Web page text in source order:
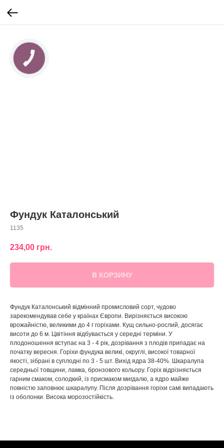
Фундук Каталонський
1135
234,00 грн.
В КОРЗИНУ
Фундук Каталонський відмінний промисловий сорт, чудово
зарекомендував себе у країнах Європи. Вирізняється високою
врожайністю, великими до 4 г горіхами. Кущ сильно-рослий, досягає
висоти до 6 м. Цвітіння відбувається у середні терміни. У
плодоношення вступає на 3 - 4 рік, дозрівання з плодів припадає на
початку вересня. Горіхи фундука великі, округлі, високої товарної
якості, зібрані в суплодні по 3 - 5 шт. Вихід ядра 38-40%. Шкаралупа
середньої товщини, ламка, бронзового кольору. Горіх відрізняється
гарним смаком, солодкий, із присмаком мигдалю, а ядро ​​майже
повністю заповнює шкаралупу. Після дозрівання горіхи самі випадають
із оболонки. Висока морозостійкість.
КНОПКА
ЗВ'ЯЗКУ